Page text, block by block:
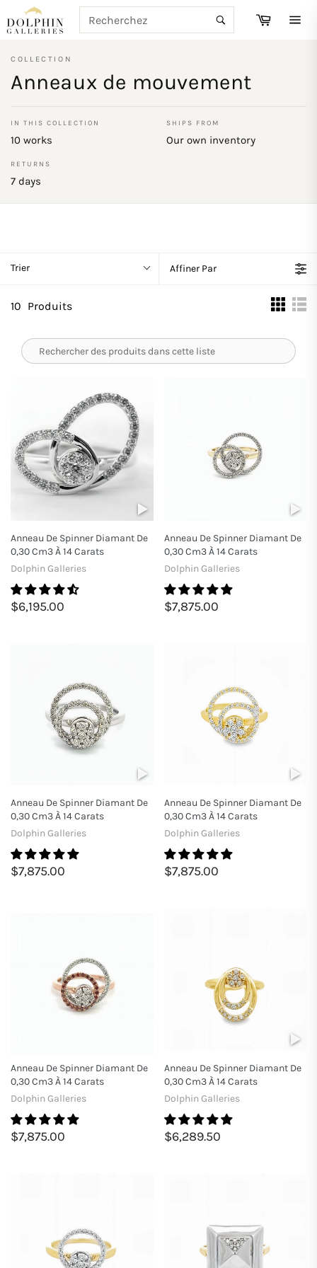
Passer
au
contenu
Recherche
Panier
COLLECTION
Anneaux de mouvement
IN THIS COLLECTION
10 works
SHIPS FROM
Our own inventory
RETURNS
7 days
Trier Affiner Par
10 Produits
Anneau De Spinner Diamant De
0,30 Cm3 À 14 Carats
Dolphin Galleries
$6,195.00
Anneau De Spinner Diamant De
0,30 Cm3 À 14 Carats
Dolphin Galleries
$7,875.00
Anneau De Spinner Diamant De
0,30 Cm3 À 14 Carats
Dolphin Galleries
$7,875.00
Anneau De Spinner Diamant De
0,30 Cm3 À 14 Carats
Dolphin Galleries
$7,875.00
Anneau De Spinner Diamant De
0,30 Cm3 À 14 Carats
Dolphin Galleries
$7,875.00
Anneau De Spinner Diamant De
0,30 Cm3 À 14 Carats
Dolphin Galleries
$6,289.50